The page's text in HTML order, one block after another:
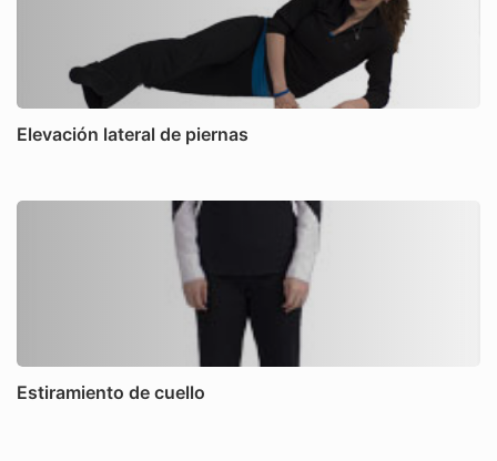
Elevación lateral de piernas
Estiramiento de cuello